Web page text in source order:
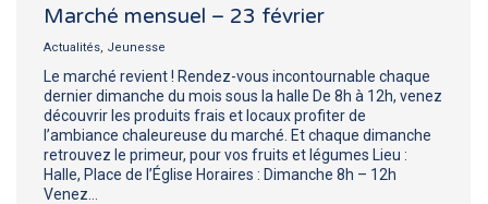
Marché mensuel – 23 février
Actualités, Jeunesse
Le marché revient ! Rendez-vous incontournable chaque
dernier dimanche du mois sous la halle De 8h à 12h, venez
découvrir les produits frais et locaux profiter de
l’ambiance chaleureuse du marché. Et chaque dimanche
retrouvez le primeur, pour vos fruits et légumes Lieu :
Halle, Place de l’Église Horaires : Dimanche 8h – 12h
Venez…